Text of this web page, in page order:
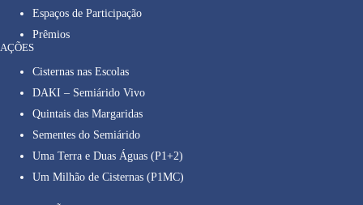
Espaços de Participação
Prêmios
AÇÕES
Cisternas nas Escolas
DAKI – Semiárido Vivo
Quintais das Margaridas
Sementes do Semiárido
Uma Terra e Duas Águas (P1+2)
Um Milhão de Cisternas (P1MC)